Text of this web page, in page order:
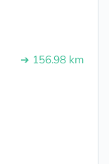
➔ 156.98 km